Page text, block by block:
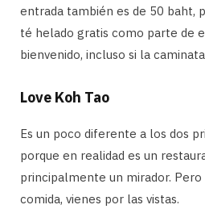
entrada también es de 50 baht,
té helado gratis como parte de
bienvenido, incluso si la
Love Koh Tao
Es un poco diferente a los dos
porque en realidad es un
principalmente un mirador.
comida, vienes por las vistas.